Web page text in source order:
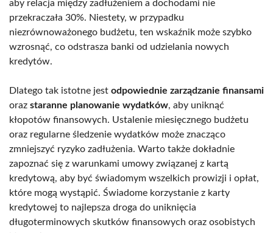
aby relacja między zadłużeniem a dochodami nie
przekraczała 30%. Niestety, w przypadku
niezrównoważonego budżetu, ten wskaźnik może szybko
wzrosnąć, co odstrasza banki od udzielania nowych
kredytów.
Dlatego tak istotne jest odpowiednie zarządzanie finansami
oraz staranne planowanie wydatków, aby uniknąć
kłopotów finansowych. Ustalenie miesięcznego budżetu
oraz regularne śledzenie wydatków może znacząco
zmniejszyć ryzyko zadłużenia. Warto także dokładnie
zapoznać się z warunkami umowy związanej z kartą
kredytową, aby być świadomym wszelkich prowizji i opłat,
które mogą wystąpić. Świadome korzystanie z karty
kredytowej to najlepsza droga do uniknięcia
długoterminowych skutków finansowych oraz osobistych